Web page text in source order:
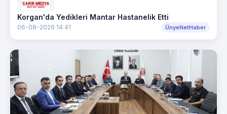
Korgan'da Yedikleri Mantar Hastanelik Etti
06-08-2026 14:41 ÜnyeNetHaber